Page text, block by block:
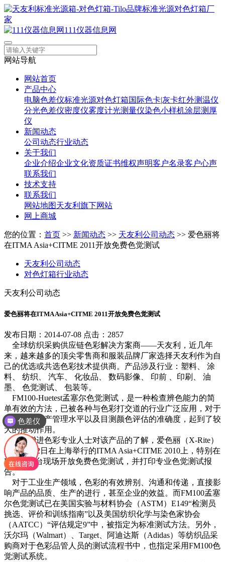
111仪器信息网
网站导航
网站首页
产品中心
电脑色差仪标准光源对色灯箱国际色卡|灰卡红外测温仪
分光色差仪密度仪雾度计光测量仪染色小样机涂层测厚
仪
新闻动态
公司动态行业动态
关于我们
企业介绍企业文化资质证书维权声明客户名录客户心声
联系我们
技术支持
联系我们
网站地图天友利旗下网站
网上商城
您的位置： 首页 >> 新闻动态 >> 天友利公司动态 >> 爱色丽将
在ITMA Asia+CITME 2011开放免费色觉测试
天友利公司动态
对色灯箱行业动态
天友利公司动态
爱色丽将在ITMA Asia+CITME 2011开放免费色觉测试
发布日期：2014-07-08 点击：2857
全球纺织采购供应链色彩解决方案商——天友利，近几年
来，越来越多的顶尖零售商和服装品牌厂家选择天友利作为自
己的优选或共选色彩技术提供商。产品涉及行业：塑料、 涂
料、 纺织、 汽车、 化妆品、 数码影像、 印前 、印刷、 油
墨、 色觉测试、 包装等。
FM100-Huetest孟塞尔色觉测试，是一种检查辨色能力的简
单有效的方法，已被各种与色彩打交道的行业广泛应用，对于
提升工厂生产管理水平以及目测颜色评估的准确度，起到了较
大的推动作用。
为了增进色彩专业人士对该产品的了解，爱色丽（X-Rite）
将在6月22日在上海举行的ITMA Asia+CITME 2010上，特别在
E3A13展台现场开放免费色觉测试，并打印专业色觉测试报
告。
对于工业生产领域，色彩的有效辨别、沟通和传递，直接影
响产品的品质、生产的进行，甚至企业的效益。而FM100孟塞
尔色觉测试已在美国实验与材料协会（ASTM）E149“检测员
挑选、评价和训练指南”以及美国纺织化学与染色家协会
（AATCC）“评估规定9”中，被指定为标准测试方法。另外，
沃尔玛（Walmart）、Target、阿迪达斯（Adidas）等纺织品采
购商对于色彩品管人员的测试流程书中，也指定采用FM100色
觉测试系统。
色差仪